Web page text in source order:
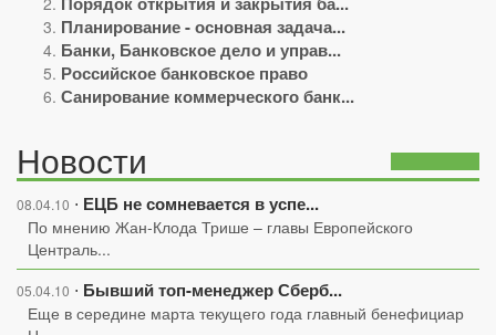
Планирование - основная задача...
Банки, Банковское дело и управ...
Российское банковское право
Санирование коммерческого банк...
Новости
08.04.10 ⋅ ЕЦБ не сомневается в успе...
По мнению Жан-Клода Трише – главы Европейского
Централь...
05.04.10 ⋅ Бывший топ-менеджер Сберб...
Еще в середине марта текущего года главный бенефициар